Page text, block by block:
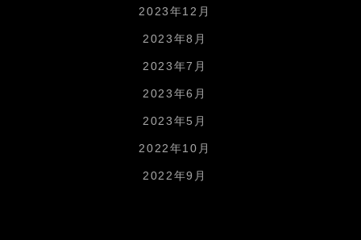
2023年12月
2023年8月
2023年7月
2023年6月
2023年5月
2022年10月
2022年9月